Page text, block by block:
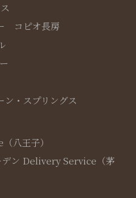
コピオ長房
・スプリングス
八王子）
デン Delivery Service（茅